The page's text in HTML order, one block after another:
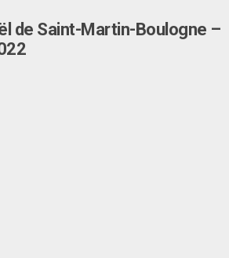
Contact
de Saint-Martin-Boulogne –